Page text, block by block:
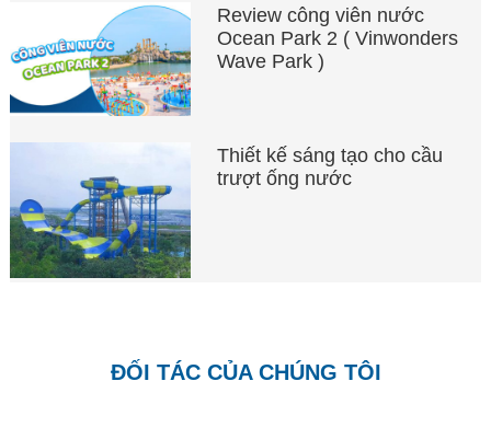
Review công viên nước
Ocean Park 2 ( Vinwonders
Wave Park )
Thiết kế sáng tạo cho cầu
trượt ống nước
ĐỐI TÁC CỦA CHÚNG TÔI